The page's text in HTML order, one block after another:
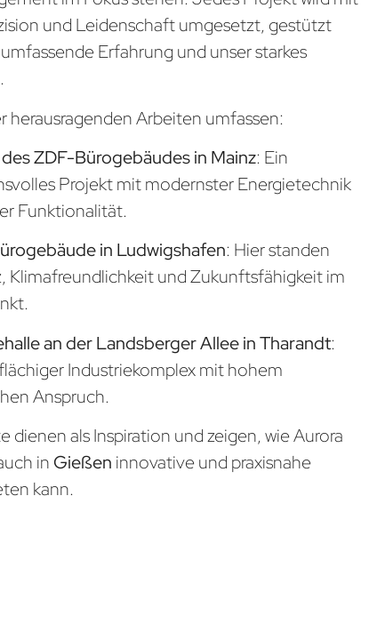
und Leidenschaft umgesetzt, gestützt
Erfahrung und unser starkes
herausragenden Arbeiten umfassen:
ZDF-Bürogebäudes in Mainz: Ein
Projekt mit modernster Energietechnik
Funktionalität.
in Ludwigshafen: Hier standen
Klimafreundlichkeit und Zukunftsfähigkeit im
an der Landsberger Allee in Tharandt:
Industriekomplex mit hohem
Anspruch.
dienen als Inspiration und zeigen, wie Aurora
in Gießen innovative und praxisnahe
kann.